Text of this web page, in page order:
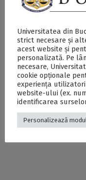
Proiectul „Cariere”,
Asociația
Studenților din
Administrație și
Afaceri, ajunge în
2019 la a cincea
ediție
Proiectul ,,Cariere,
ASAA ne angajăm!”
Studenților din
Universitatea din
strict necesare și
acest website și
personalizată. Pe
necesare,
cookie opționale
experiența
website-ului (ex.
identificarea
Personalizează